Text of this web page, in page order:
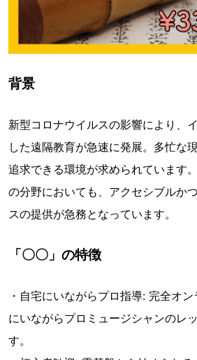
背景
新型コロナウイルスの影響により、
した遠隔教育が急速に発展。多忙な
追求できる環境が求められています
の分野においても、アクセシブルか
スの提供が急務となっています。
「〇〇」の特徴
・自宅にいながらプロ指導: 完全オ
にいながらプロミュージシャンのレ
す。